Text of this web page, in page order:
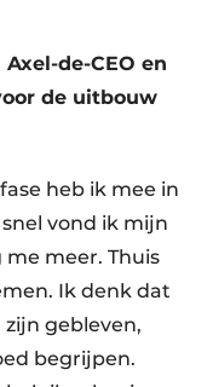
de-CEO en
de uitbouw
heb ik mee in
vond ik mijn
meer. Thuis
Ik denk dat
gebleven,
begrijpen.